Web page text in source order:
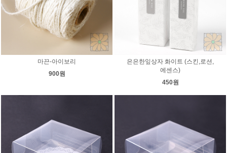
마끈-아이보리
900원
은은한잎상자 화이트 (스킨,로션,
에센스)
450원